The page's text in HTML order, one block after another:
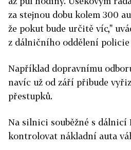
za stejnou dobu kolem 300
že pokut bude určitě víc,"
z dálničního oddělení
Například dopravnímu
navíc už od září přibude
přestupků.
Na silnici souběžné s dálnicí
kontrolovat nákladní auta